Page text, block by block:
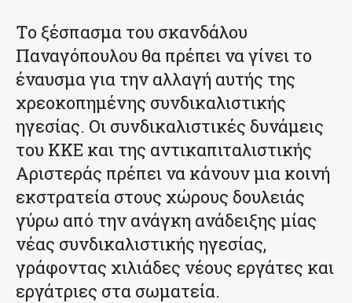
Το ξέσπασμα του σκανδάλου
Παναγόπουλου θα πρέπει να γίνει το
έναυσμα για την αλλαγή αυτής της
χρεοκοπημένης συνδικαλιστικής
ηγεσίας. Οι συνδικαλιστικές δυνάμεις
του ΚΚΕ και της αντικαπιταλιστικής
Αριστεράς πρέπει να κάνουν μια κοινή
εκστρατεία στους χώρους δουλειάς
γύρω από την ανάγκη ανάδειξης μίας
νέας συνδικαλιστικής ηγεσίας,
γράφοντας χιλιάδες νέους εργάτες και
εργάτριες στα σωματεία.